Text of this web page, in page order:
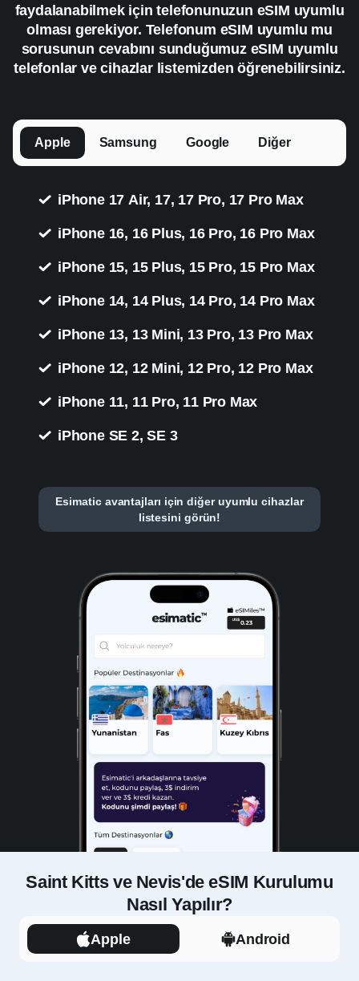
faydalanabilmek için telefonunuzun eSIM uyumlu
olması gerekiyor. Telefonum eSIM uyumlu mu
sorusunun cevabını sunduğumuz eSIM uyumlu
telefonlar ve cihazlar listemizden öğrenebilirsiniz.
Apple Samsung Google Diğer
iPhone 17 Air, 17, 17 Pro, 17 Pro Max
iPhone 16, 16 Plus, 16 Pro, 16 Pro Max
iPhone 15, 15 Plus, 15 Pro, 15 Pro Max
iPhone 14, 14 Plus, 14 Pro, 14 Pro Max
iPhone 13, 13 Mini, 13 Pro, 13 Pro Max
iPhone 12, 12 Mini, 12 Pro, 12 Pro Max
iPhone 11, 11 Pro, 11 Pro Max
iPhone SE 2, SE 3
Esimatic avantajları için diğer uyumlu cihazlar
listesini görün!
Saint Kitts ve Nevis'de eSIM Kurulumu
Nasıl Yapılır?
Apple Android